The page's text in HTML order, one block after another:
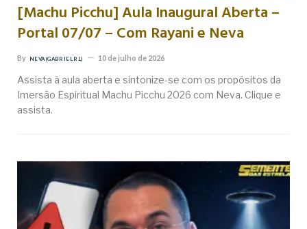
[Machu Picchu] Aula Inaugural Aberta –
Portal 07/07 – Com Rayani e Neva
By NEVA (GABRIEL RL) 10 de julho de 2026
Assista à aula aberta e sintonize-se com os propósitos da
Imersão Espiritual Machu Picchu 2026 com Neva. Clique e
assista.